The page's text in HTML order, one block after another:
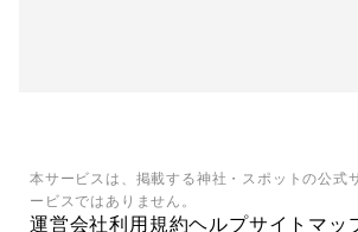
本サービスは、掲載する神社・スポットの公式
ービスではありません。
運営会社利用規約ヘルプサイトマッ